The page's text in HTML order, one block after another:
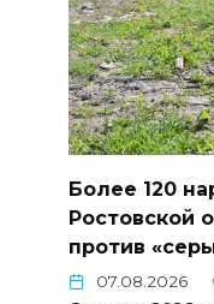
Более 120
Ростовской
против
07.08.2026